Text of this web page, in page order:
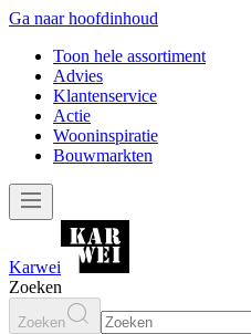
Ga naar hoofdinhoud
Toon hele assortiment
Advies
Klantenservice
Actie
Wooninspiratie
Bouwmarkten
Karwei
Zoeken
Zoeken